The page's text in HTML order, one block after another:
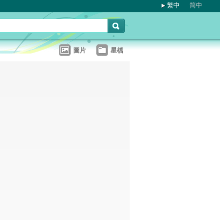
繁中 简中
圖片 星檔